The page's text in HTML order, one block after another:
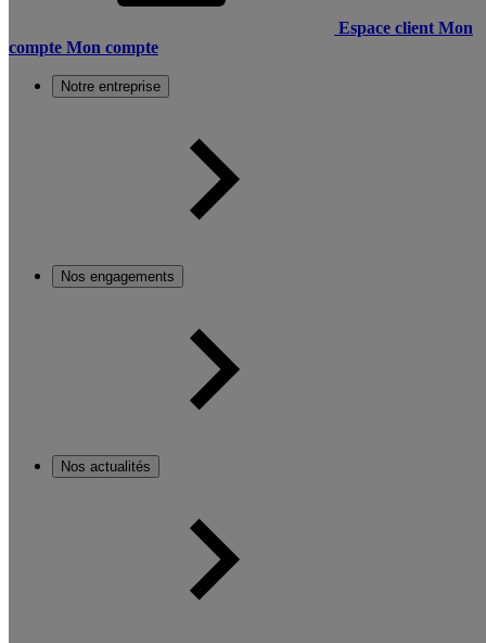
Espace client Mon
compte Mon compte
Notre entreprise
Nos engagements
Nos actualités